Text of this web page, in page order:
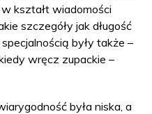
kształt wiadomości
szczegóły jak długość
były także –
wręcz zupackie –
była niska, a